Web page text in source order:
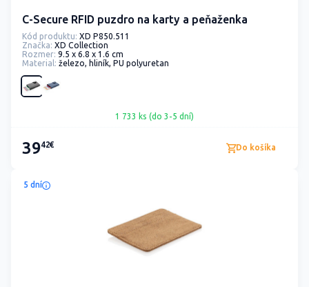
C-Secure RFID puzdro na karty a peňaženka
Kód produktu: XD P850.511
Značka: XD Collection
Rozmer: 9.5 x 6.8 x 1.6 cm
Material: železo, hliník, PU polyuretan
1 733 ks (do 3-5 dní)
3942€ Do košíka
5 dní